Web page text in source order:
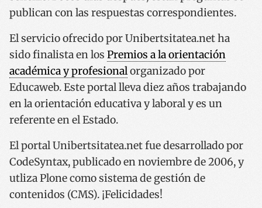
publican con las respuestas correspondientes.
El servicio ofrecido por Unibertsitatea.net ha
sido finalista en los Premios a la orientación
académica y profesionalorganizado por
Educaweb. Este portal lleva diez años trabajando
en la orientación educativa y laboral y es un
referente en el Estado.
El portal Unibertsitatea.net fue desarrollado por
CodeSyntax, publicado en noviembre de 2006, y
utliza Plone como sistema de gestión de
contenidos (CMS). ¡Felicidades!